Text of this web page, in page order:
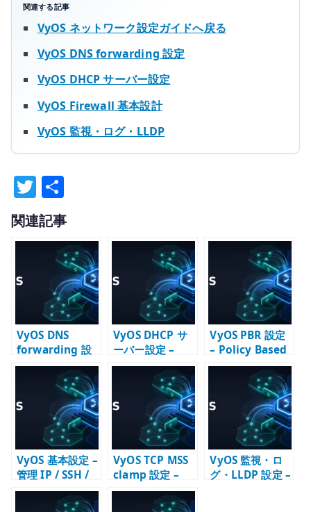
関連する記事
VyOS ネットワーク設定ガイドへ戻る
VyOS DNS forwarding 設定
VyOS DHCP サーバー設定
VyOS Firewall 基本設計
VyOS 監視・ログ・LLDP
T
w
it
te
有
関連記事
VyOS DNS
forwarding 設
定 – 内部ネット
ワークの名前解
決を設計する
VyOS DHCP サ
ーバー設定 –
LAN 向けアドレ
ス配布の基本
VyOS PBR 設定
– Policy Based
Routing の基本
VyOS 基本設定 –
管理 IP / SSH /
DNS / NTP /
SNMP の初期設
VyOS TCP MSS
clamp 設定 –
PPPoE / VPN 経
路で詰まりを防
VyOS 監視・ロ
グ・LLDP 設定 –